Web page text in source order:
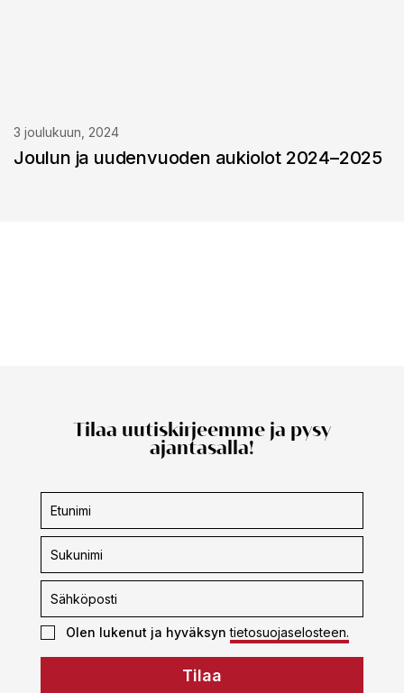
3 joulukuun, 2024
Joulun ja uudenvuoden aukiolot 2024–2025
Tilaa uutiskirjeemme ja pysy
ajantasalla!
Uutiskirjeen
tilaus
Olen lukenut ja hyväksyntietosuojaselosteen.
Tilaa